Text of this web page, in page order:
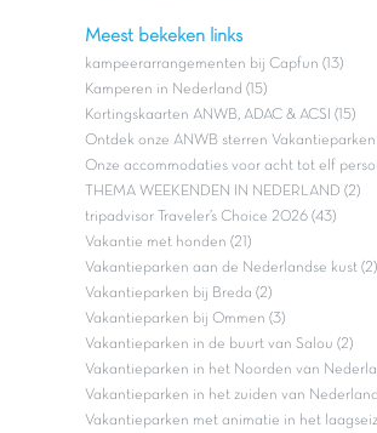
Meest bekeken links
kampeerarrangementen bij Capfun (13)
Kamperen in Nederland (15)
Kortingskaarten ANWB, ADAC & ACSI (15)
Ontdek onze ANWB sterren Vakantieparken
Onze accommodaties voor acht tot elf
THEMA WEEKENDEN IN NEDERLAND (2)
tripadvisor Traveler’s Choice 2026 (43)
Vakantie met honden (21)
Vakantieparken aan de Nederlandse kust (2)
Vakantieparken bij Breda (2)
Vakantieparken bij Ommen (3)
Vakantieparken in de buurt van Salou (2)
Vakantieparken in het Noorden van
Vakantieparken in het zuiden van
Vakantieparken met animatie in het